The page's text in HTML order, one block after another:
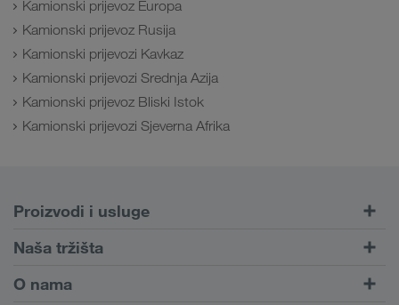
Kamionski prijevoz Europa
Kamionski prijevoz Rusija
Kamionski prijevozi Kavkaz
Kamionski prijevozi Srednja Azija
Kamionski prijevoz Bliski Istok
Kamionski prijevozi Sjeverna Afrika
Proizvodi i usluge
Cestovni prijevoz
Portal za klijente CONNECT
Naša tržišta
Europa
O nama